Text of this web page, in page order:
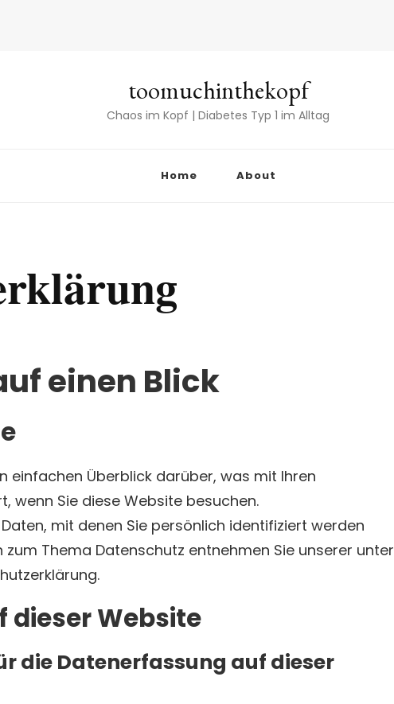
toomuchinthekopf
Chaos im Kopf | Diabetes Typ 1 im Alltag
Home About
einen Blick
einfachen Überblick darüber, was mit Ihren
wenn Sie diese Website besuchen.
mit denen Sie persönlich identifiziert werden
Thema Datenschutz entnehmen Sie unserer unter
dieser Website
die Datenerfassung auf dieser